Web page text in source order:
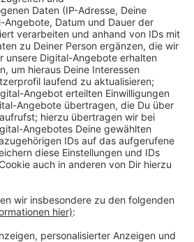
anerkannt bekommen. Das
München aber anders. Nur
sei geschützt, auf der Toilette
gewesen.
- kein Erfolg vor